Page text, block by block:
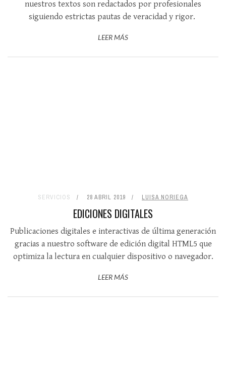
nuestros textos son redactados por profesionales
siguiendo estrictas pautas de veracidad y rigor.
LEER MÁS
SERVICIOS 28 ABRIL 2019 LUISA NORIEGA
EDICIONES DIGITALES
Publicaciones digitales e interactivas de última generación
gracias a nuestro software de edición digital HTML5 que
optimiza la lectura en cualquier dispositivo o navegador.
LEER MÁS